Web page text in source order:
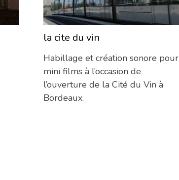
06/02/2017la cite du vin
Habillage et création sonore pour
mini films à l’occasion de
l’ouverture de la Cité du Vin à
Bordeaux.